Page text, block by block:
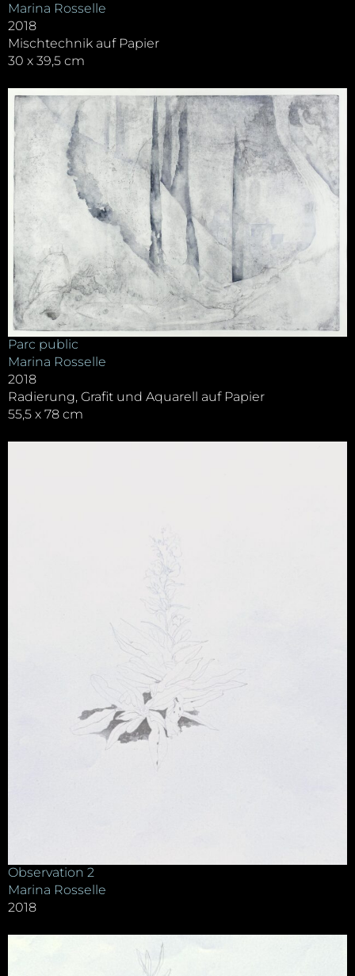
Marina Rosselle
2018
Mischtechnik auf Papier
30 x 39,5 cm
Parc public
Marina Rosselle
2018
Radierung, Grafit und Aquarell auf Papier
55,5 x 78 cm
Observation 2
Marina Rosselle
2018